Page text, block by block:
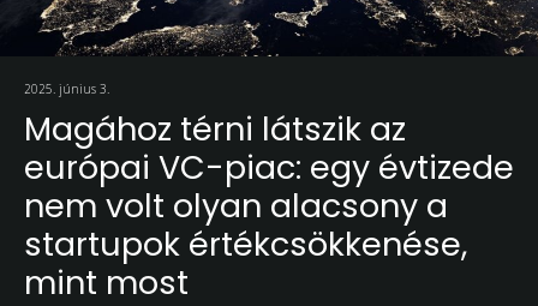
2025. június 3.
Magához térni látszik az
európai VC-piac: egy évtizede
nem volt olyan alacsony a
startupok értékcsökkenése,
mint most